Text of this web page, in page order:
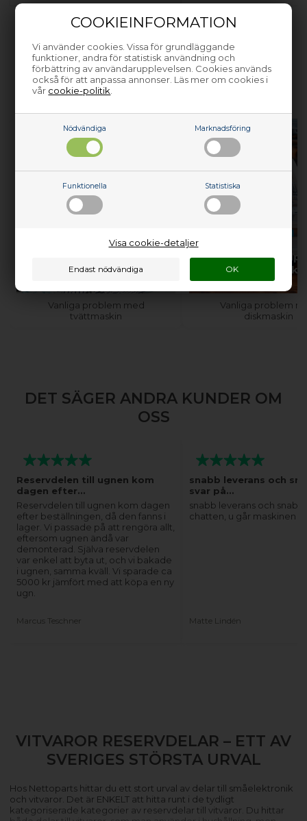
COOKIEINFORMATION
Vi använder cookies. Vissa för grundläggande
funktioner, andra för statistisk användning och
förbättring av användarupplevelsen. Cookies används
också för att anpassa annonser. Läs mer om cookies i
vår cookie-politik
Nödvändiga Marknadsföring
Funktionella Statistiska
Visa cookie-detaljer
HJÄLP MED ATT REPARERA DINA
din tvättmaskin?
Vanliga problem med
tvättmaskin
Behöver du hjälp
din
Vanliga problem
diskmaskin
DET SÄGER ANDRA KUNDER OM
OSS
Reservdelen till ugnen kom
dagen efter…
Reservdelen till ugnen kom dagen
efter beställningen, då den fanns i
lager. Vi passade på att rengöra allt,
eftersom ugnen ändå var
demonterad. Själva reservdelen
var enkel att byta ut, och vi bakade
i ugnen, samma kväll. Vi sparade ca
5000 kr jämfört med att köpa en ny
ugn.
Marcus Teschner
snabb leverans och
svar på…
snabb leverans och
chatten, u går maskinen
Matte Lindén
VITVAROR RESERVDELAR – ETT AV
SVERIGES STÖRSTA URVAL
Hos Nettoparts hittar du ett stort urval av delar till småelektronik
och vitvaror. Det är ENKELT att hitta runt i de tydligt
kategoriserade kategorier av reservdelar till vitvaror. Du hittar